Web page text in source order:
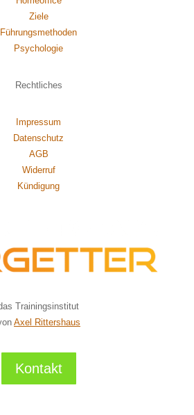
Ziele
Führungsmethoden
Psychologie
Rechtliches
Impressum
Datenschutz
AGB
Widerruf
Kündigung
Trainingsinstitut
Axel Rittershaus
Kontakt